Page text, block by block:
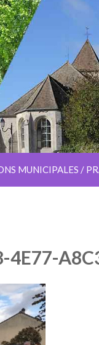
MUNICIPALES /
4E77-